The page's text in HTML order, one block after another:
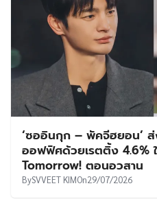
‘ซออินกุก – พัคจีฮยอน’ ส่
ออฟฟิศด้วยเรตติ้ง 4.6%
Tomorrow! ตอนอวสาน
BySVVEET KIMOn29/07/2026